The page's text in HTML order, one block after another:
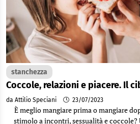
stanchezza
Coccole, relazioni e piacere. Il
da Attilio Speciani 23/07/2023
È meglio mangiare prima o mangiare
stimolo a incontri, sessualità e coccole?